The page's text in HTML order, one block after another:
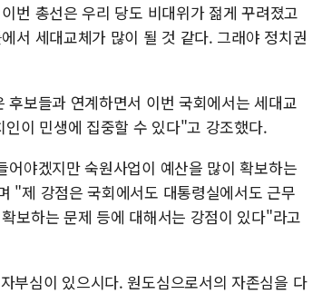
번 총선은 우리 당도 비대위가 젊게 꾸려졌고
서 세대교체가 많이 될 것 같다. 그래야 정치권
보들과 연계하면서 이번 국회에서는 세대교
이 민생에 집중할 수 있다"고 강조했다.
야겠지만 숙원사업이 예산을 많이 확보하는
"제 강점은 국회에서도 대통령실에서도 근무
보하는 문제 등에 대해서는 강점이 있다"라고
부심이 있으시다. 원도심으로서의 자존심을 다